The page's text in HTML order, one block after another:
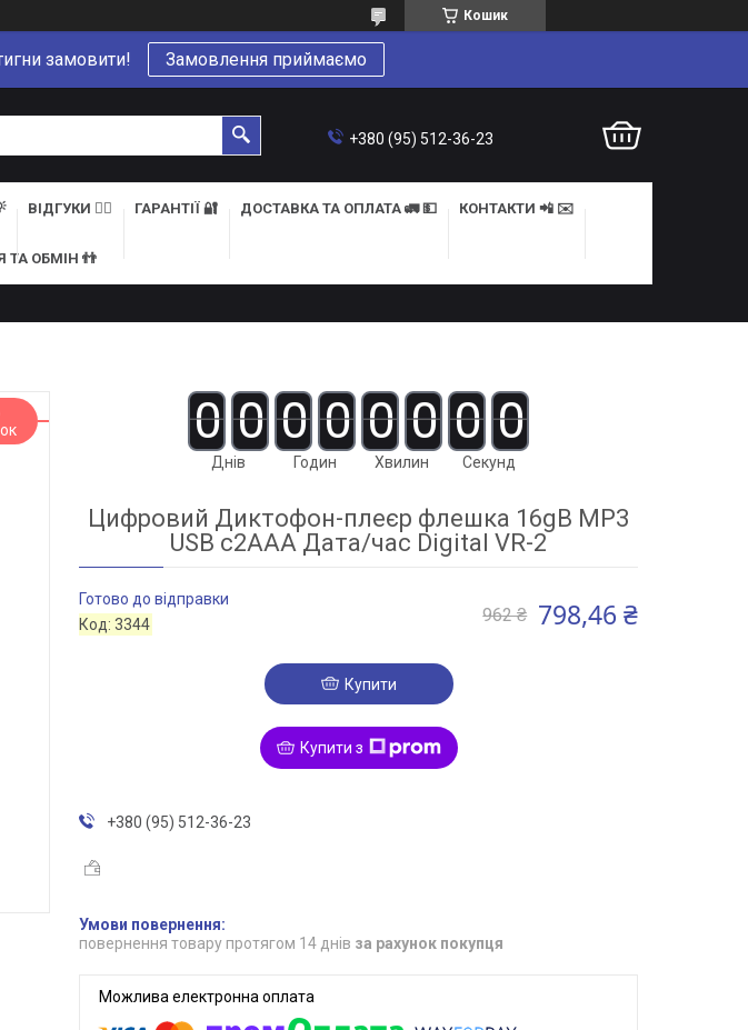
Кошик
замовити! Замовлення приймаємо
+380 (95) 512-36-23
ВІДГУКИ 👍🏻 ГАРАНТІЇ 🔐 ДОСТАВКА ТА ОПЛАТА 🚛 💵 КОНТАКТИ 📲 ✉️
ТА ОБМІН 👬
0 0
Днів
0 0
Годин
0 0
Хвилин
0 0
Секунд
Цифровий Диктофон-плеєр флешка 16gB MP3
USB c2ААА Дата/час Digital VR-2
Готово до відправки
Код:3344 962 ₴ 798,46 ₴
Купити
Купити з
+380 (95) 512-36-23
повернення товару протягом 14 днів за рахунок покупця